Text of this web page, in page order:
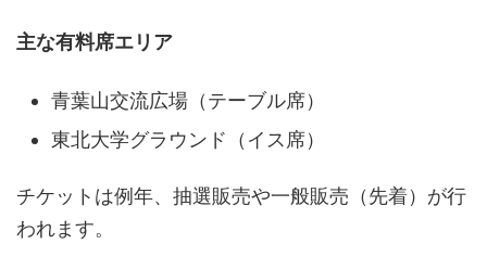
主な有料席エリア
青葉山交流広場（テーブル席）
東北大学グラウンド（イス席）
チケットは例年、抽選販売や一般販売（先着）が行
われます。